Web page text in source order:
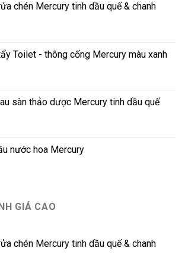
chén Mercury tinh dầu quế & chanh
Toilet - thông cống Mercury màu xanh
sàn thảo dược Mercury tinh dầu quế
nước hoa Mercury
GIÁ CAO
chén Mercury tinh dầu quế & chanh